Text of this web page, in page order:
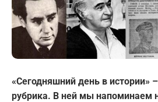
«Сегодняшний день в истории»
рубрика. В ней мы напоминаем